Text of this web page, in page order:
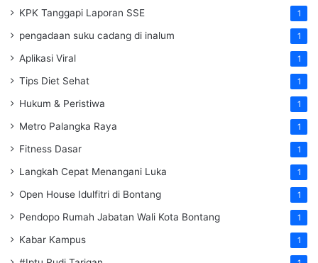
KPK Tanggapi Laporan SSE 1
pengadaan suku cadang di inalum 1
Aplikasi Viral 1
Tips Diet Sehat 1
Hukum & Peristiwa 1
Metro Palangka Raya 1
Fitness Dasar 1
Langkah Cepat Menangani Luka 1
Open House Idulfitri di Bontang 1
Pendopo Rumah Jabatan Wali Kota Bontang 1
Kabar Kampus 1